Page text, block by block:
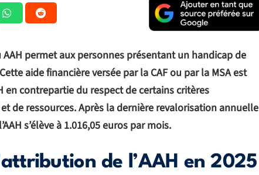
permet aux personnes présentant un handicap de
aide financière versée par la CAF ou par la MSA est
en contrepartie du respect de certains critères
et de ressources. Après la dernière revalorisation annuelle
s’élève à 1.016,05 euros par mois.
de l’AAH en 2025